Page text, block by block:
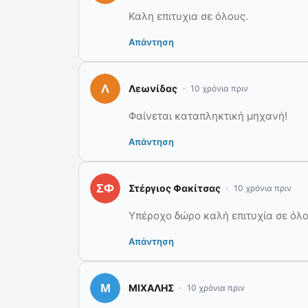
Καλη επιτυχια σε όλους.
Απάντηση
Λεωνίδας 10 χρόνια πριν
Φαίνεται καταπληκτική μηχανή!
Απάντηση
Στέργιος Φακίτσας 10 χρόνια πριν
Υπέροχο δώρο καλή επιτυχία σε
Απάντηση
ΜΙΧΑΛΗΣ 10 χρόνια πριν